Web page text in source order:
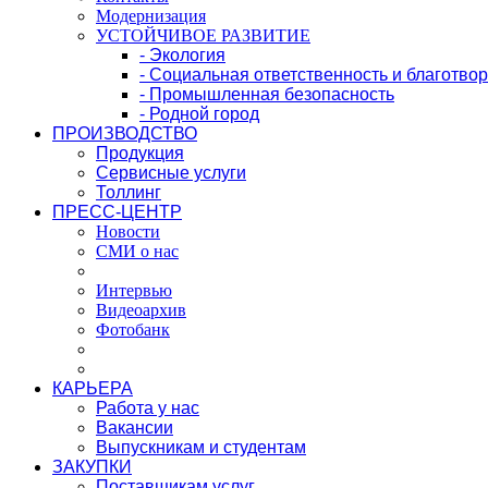
Модернизация
УСТОЙЧИВОЕ РАЗВИТИЕ
- Экология
- Социальная ответственность и
- Промышленная безопасность
- Родной город
ПРОИЗВОДСТВО
Продукция
Сервисные услуги
Толлинг
ПРЕСС-ЦЕНТР
Новости
СМИ о нас
Интервью
Видеоархив
Фотобанк
КАРЬЕРА
Работа у нас
Вакансии
Выпускникам и студентам
ЗАКУПКИ